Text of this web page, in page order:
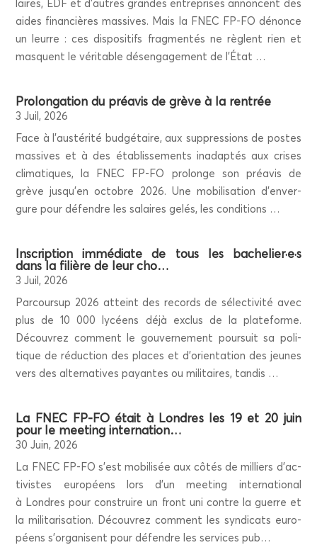
laires, EDF et d’autres grandes entre­prises annoncent des
aides finan­cières mas­sives. Mais la FNEC FP-FO dénonce
un leurre : ces dis­po­si­tifs frag­men­tés ne règlent rien et
masquent le véri­table désen­ga­ge­ment de l’État …
Pro­lon­ga­tion du pré­avis de grève à la rentrée
3 Juil, 2026
Face à l’aus­té­ri­té bud­gé­taire, aux sup­pres­sions de postes
mas­sives et à des éta­blis­se­ments inadap­tés aux crises
cli­ma­tiques, la FNEC FP-FO pro­longe son pré­avis de
grève jus­qu’en octobre 2026. Une mobi­li­sa­tion d’en­ver­
gure pour défendre les salaires gelés, les conditions …
Ins­crip­tion immé­diate de tous les bachelier·e·s
dans la filière de leur cho…
3 Juil, 2026
Par­cour­sup 2026 atteint des records de sélec­ti­vi­té avec
plus de 10 000 lycéens déjà exclus de la pla­te­forme.
Décou­vrez com­ment le gou­ver­ne­ment pour­suit sa poli­
tique de réduc­tion des places et d’o­rien­ta­tion des jeunes
vers des alter­na­tives payantes ou mili­taires, tandis …
La FNEC FP-FO était à Londres les 19 et 20 juin
pour le mee­ting internation…
30 Juin, 2026
La FNEC FP-FO s’est mobi­li­sée aux côtés de mil­liers d’ac­
ti­vistes euro­péens lors d’un mee­ting inter­na­tio­nal
à Londres pour construire un front uni contre la guerre et
la mili­ta­ri­sa­tion. Décou­vrez com­ment les syn­di­cats euro­
péens s’or­ga­nisent pour défendre les ser­vices pub…